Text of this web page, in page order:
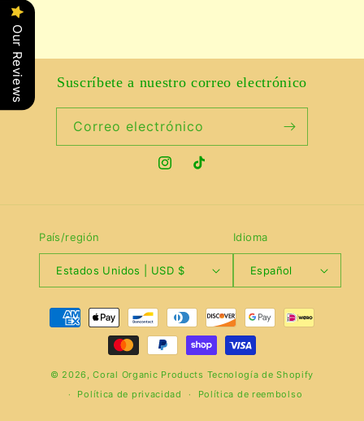
Suscríbete a nuestro correo electrónico
Correo electrónico
InstagramTikTok
País/región
Estados Unidos | USD $
Idioma
Español
Formas
© 2026,Coral Organic Products Tecnología de Shopify
Política de privacidad
Política de reembolso
Our Reviews